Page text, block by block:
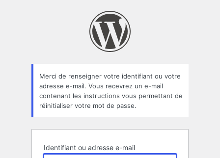
oublié
Merci de renseigner votre identifiant ou votre
adresse e-mail. Vous recevrez un e-mail
contenant les instructions vous permettant de
réinitialiser votre mot de passe.
Identifiant ou adresse e-mail